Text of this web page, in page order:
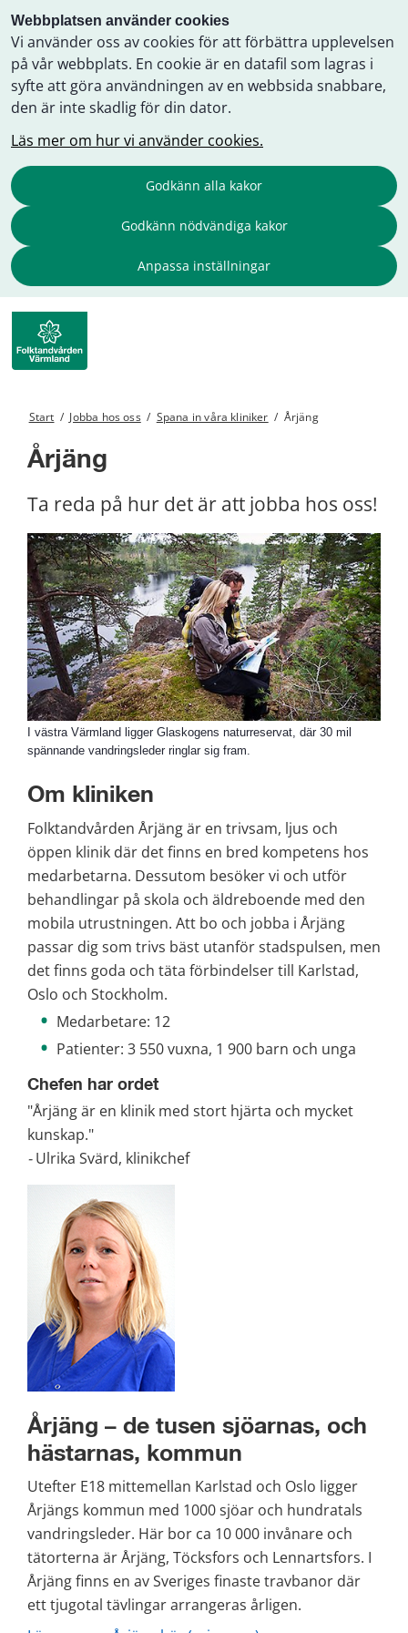
Webbplatsen använder cookies
Vi använder oss av cookies för att förbättra upplevelsen
på vår webbplats. En cookie är en datafil som lagras i
syfte att göra användningen av en webbsida snabbare,
den är inte skadlig för din dator.
Läs mer om hur vi använder cookies.
Godkänn alla kakor
Godkänn nödvändiga kakor
Anpassa inställningar
Start / Jobba hos oss / Spana in våra kliniker / Årjäng
Årjäng
Ta reda på hur det är att jobba hos oss!
I västra Värmland ligger Glaskogens naturreservat, där 30 mil
spännande vandringsleder ringlar sig fram.
Om kliniken
Folktandvården Årjäng är en trivsam, ljus och
öppen klinik där det finns en bred kompetens hos
medarbetarna. Dessutom besöker vi och utför
behandlingar på skola och äldreboende med den
mobila utrustningen. Att bo och jobba i Årjäng
passar dig som trivs bäst utanför stadspulsen, men
det finns goda och täta förbindelser till Karlstad,
Oslo och Stockholm.
Medarbetare: 12
Patienter: 3 550 vuxna, 1 900 barn och unga
Chefen har ordet
"Årjäng är en klinik med stort hjärta och mycket
kunskap."
- Ulrika Svärd, klinikchef
Årjäng – de tusen sjöarnas, och
hästarnas, kommun
Utefter E18 mittemellan Karlstad och Oslo ligger
Årjängs kommun med 1000 sjöar och hundratals
vandringsleder. Här bor ca 10 000 invånare och
tätorterna är Årjäng, Töcksfors och Lennartsfors. I
Årjäng finns en av Sveriges finaste travbanor där
ett tjugotal tävlingar arrangeras årligen.